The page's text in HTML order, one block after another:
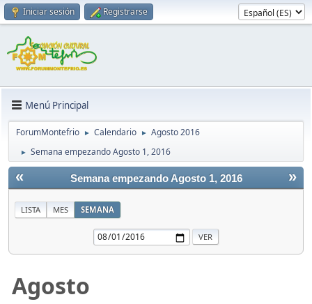
Iniciar sesión Registrarse
Menú Principal
ForumMontefrio ► Calendario ► Agosto 2016
► Semana empezando Agosto 1, 2016
« »
Semana empezando Agosto 1, 2016
LISTA MES SEMANA
Agosto